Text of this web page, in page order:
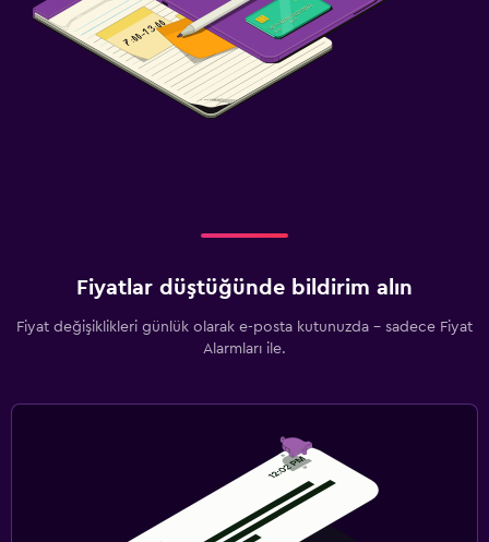
Fiyatlar düştüğünde bildirim alın
Fiyat değişiklikleri günlük olarak e-posta kutunuzda - sadece Fiyat
Alarmları ile.